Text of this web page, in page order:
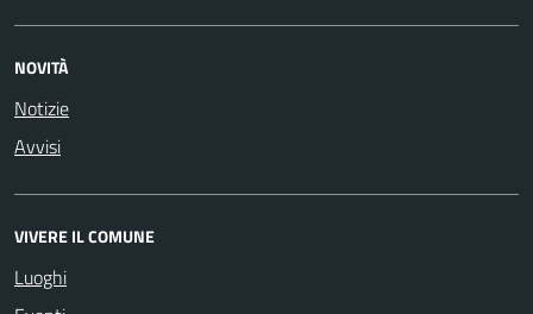
NOVITÀ
Notizie
Avvisi
VIVERE IL COMUNE
Luoghi